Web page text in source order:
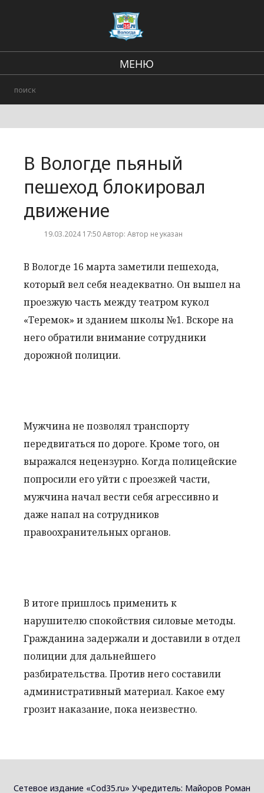
МЕНЮ
Городские события
В Вологде пьяный
пешеход блокировал
движение
19.03.2024 17:50 Автор: Автор не указан
В Вологде 16 марта заметили пешехода,
который вел себя неадекватно. Он вышел на
проезжую часть между театром кукол
«Теремок» и зданием школы №1. Вскоре на
него обратили внимание сотрудники
дорожной полиции.
Мужчина не позволял транспорту
передвигаться по дороге. Кроме того, он
выражался нецензурно. Когда полицейские
попросили его уйти с проезжей части,
мужчина начал вести себя агрессивно и
даже напал на сотрудников
правоохранительных органов.
В итоге пришлось применить к
нарушителю спокойствия силовые методы.
Гражданина задержали и доставили в отдел
полиции для дальнейшего
разбирательства. Против него составили
административный материал. Какое ему
грозит наказание, пока неизвестно.
Сетевое издание «Cod35.ru» Учредитель: Майоров Роман